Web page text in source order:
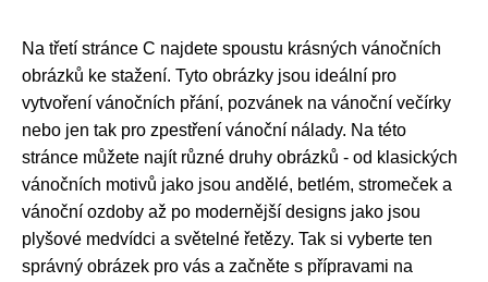
Na třetí stránce C najdete spoustu krásných vánočních
obrázků ke stažení. Tyto obrázky jsou ideální pro
vytvoření vánočních přání, pozvánek na vánoční večírky
nebo jen tak pro zpestření vánoční nálady. Na této
stránce můžete najít různé druhy obrázků - od klasických
vánočních motivů jako jsou andělé, betlém, stromeček a
vánoční ozdoby až po modernější designs jako jsou
plyšové medvídci a světelné řetězy. Tak si vyberte ten
správný obrázek pro vás a začněte s přípravami na